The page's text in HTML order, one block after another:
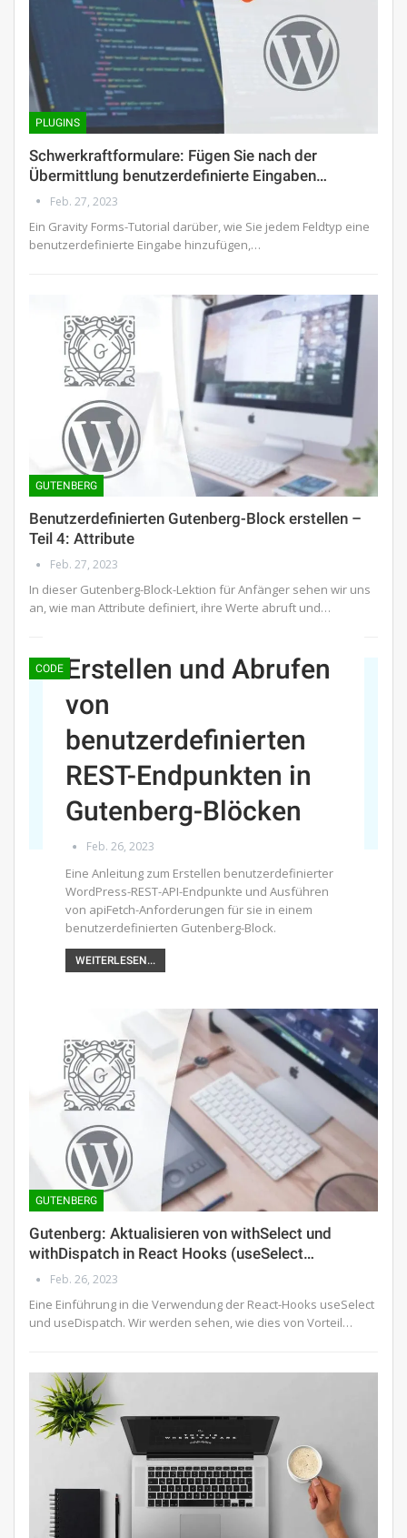
PLUGINS
Schwerkraftformulare: Fügen Sie nach der
Übermittlung benutzerdefinierte Eingaben…
Feb. 27, 2023
Ein Gravity Forms-Tutorial darüber, wie Sie jedem Feldtyp eine
benutzerdefinierte Eingabe hinzufügen,…
GUTENBERG
Benutzerdefinierten Gutenberg-Block erstellen –
Teil 4: Attribute
Feb. 27, 2023
In dieser Gutenberg-Block-Lektion für Anfänger sehen wir uns
an, wie man Attribute definiert, ihre Werte abruft und…
CODE Erstellen und Abrufen
von
benutzerdefinierten
REST-Endpunkten in
Gutenberg-Blöcken
Feb. 26, 2023
Eine Anleitung zum Erstellen benutzerdefinierter
WordPress-REST-API-Endpunkte und Ausführen
von apiFetch-Anforderungen für sie in einem
benutzerdefinierten Gutenberg-Block.
WEITERLESEN...
GUTENBERG
Gutenberg: Aktualisieren von withSelect und
withDispatch in React Hooks (useSelect…
Feb. 26, 2023
Eine Einführung in die Verwendung der React-Hooks useSelect
und useDispatch. Wir werden sehen, wie dies von Vorteil…